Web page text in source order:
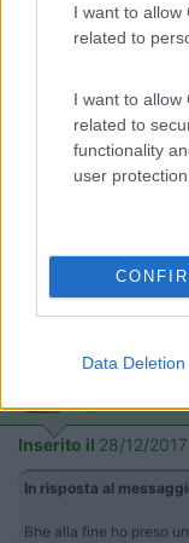
I want to allow
related to
I want to allow
related to
functionality
user protection.
Data Deletion
Grinza
Inserito il 28/12/2017
In risposta al
Bhe alla fine ho preso
Il problema non è la
2392
Inserito il 28/12/2017
In risposta al
Bhe alla fine ho preso